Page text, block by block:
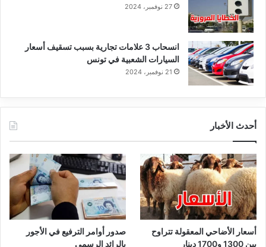
27 نوفمبر، 2024
انسحاب 3 علامات تجارية بسبب تسقيف أسعار
السيارات الشعبية في تونس
21 نوفمبر، 2024
أحدث الأخبار
أسعار الأضاحي المعقولة تتراوح
بين 1300 و1700 دينار
صدور أوامر الترفيع في الأجور
بالرائد الرسمي